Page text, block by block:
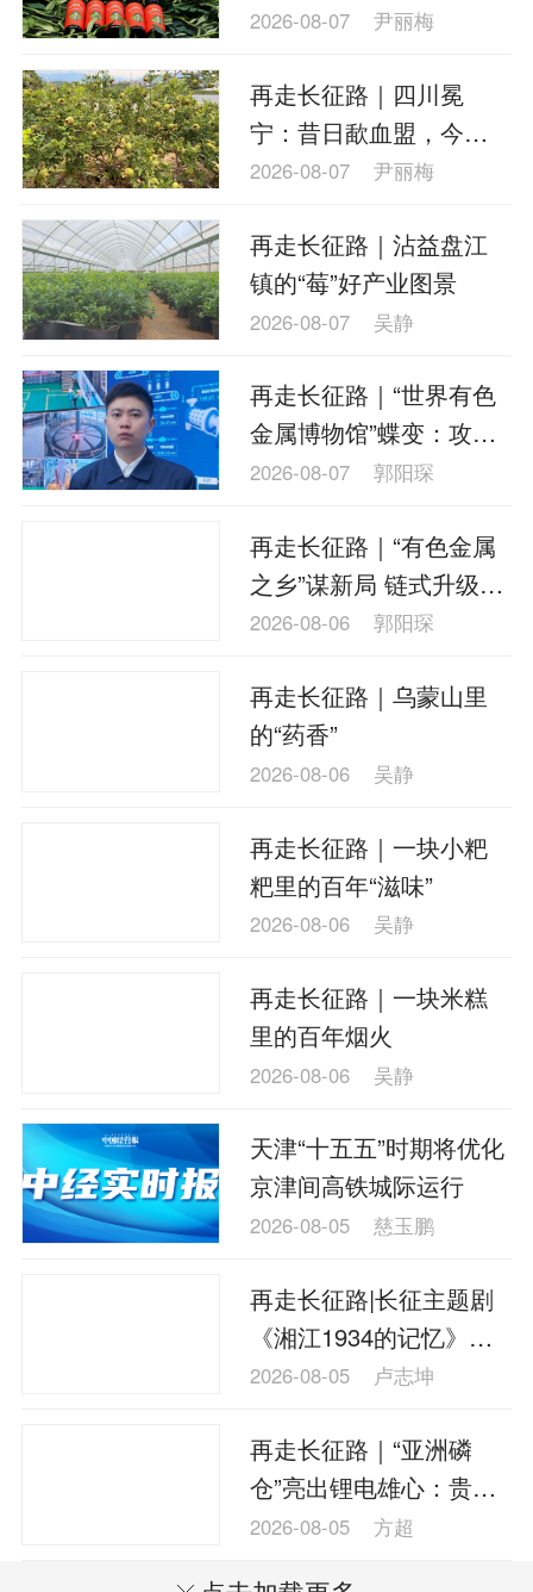
凉山
2026-08-07 尹丽梅
再走长征路｜四川冕
宁：昔日歃血盟，今朝
刺梨香
2026-08-07 尹丽梅
再走长征路｜沾益盘江
镇的“莓”好产业图景
2026-08-07 吴静
再走长征路｜“世界有色
金属博物馆”蝶变：攻克
多金属选矿难题
2026-08-07 郭阳琛
再走长征路｜“有色金属
之乡”谋新局 链式升级撬
动郴州苏仙转型动能
2026-08-06 郭阳琛
再走长征路｜乌蒙山里
的“药香”
2026-08-06 吴静
再走长征路｜一块小粑
粑里的百年“滋味”
2026-08-06 吴静
再走长征路｜一块米糕
里的百年烟火
2026-08-06 吴静
天津“十五五”时期将优化
京津间高铁城际运行
2026-08-05 慈玉鹏
再走长征路|长征主题剧
《湘江1934的记忆》在
桂林兴安开机
2026-08-05 卢志坤
再走长征路｜“亚洲磷
仓”亮出锂电雄心：贵州
瓮安加速掘金新能源蓝
2026-08-05 方超